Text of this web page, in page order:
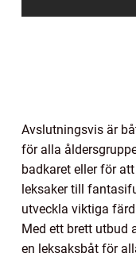
Avslutningsvis är
för alla
badkaret eller för
leksaker till
utveckla viktiga
Med ett brett utbud
en leksaksbåt för